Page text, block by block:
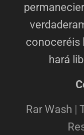
conoceréis
hará
Rar Wash |